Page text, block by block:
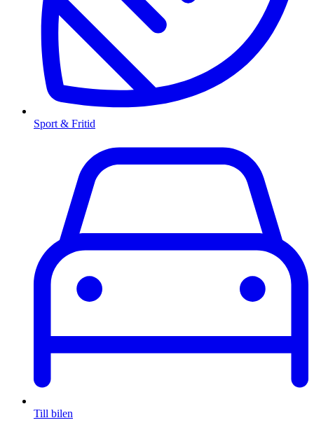
Sport & Fritid
Till bilen